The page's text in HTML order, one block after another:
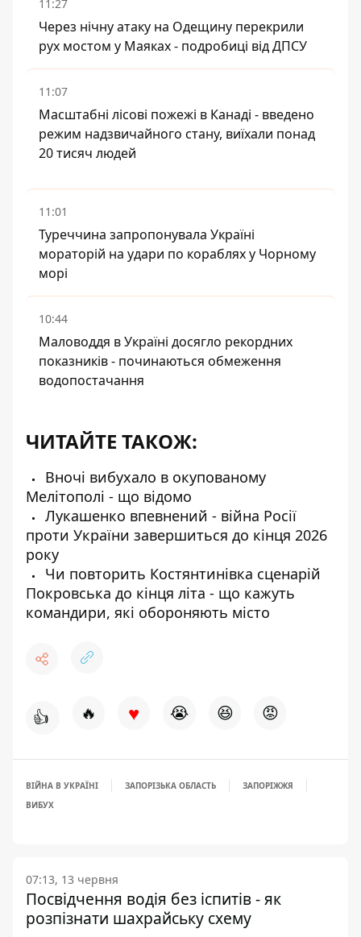
11:27
Через нічну атаку на Одещину перекрили
рух мостом у Маяках - подробиці від ДПСУ
11:07
Масштабні лісові пожежі в Канаді - введено
режим надзвичайного стану, виїхали понад
20 тисяч людей
11:01
Туреччина запропонувала Україні
мораторій на удари по кораблях у Чорному
морі
10:44
Маловоддя в Україні досягло рекордних
показників - починаються обмеження
водопостачання
ЧИТАЙТЕ ТАКОЖ:
Вночі вибухало в окупованому
Мелітополі - що відомо
Лукашенко впевнений - війна Росії
проти України завершиться до кінця 2026
року
Чи повторить Костянтинівка сценарій
Покровська до кінця літа - що кажуть
командири, які обороняють місто
👍 🔥 ♥ 😭 😆 😡
ВІЙНА В УКРАЇНІ ЗАПОРІЗЬКА ОБЛАСТЬ
ЗАПОРІЖЖЯ
ВИБУХ
07:13, 13 червня
Посвідчення водія без іспитів - як
розпізнати шахрайську схему